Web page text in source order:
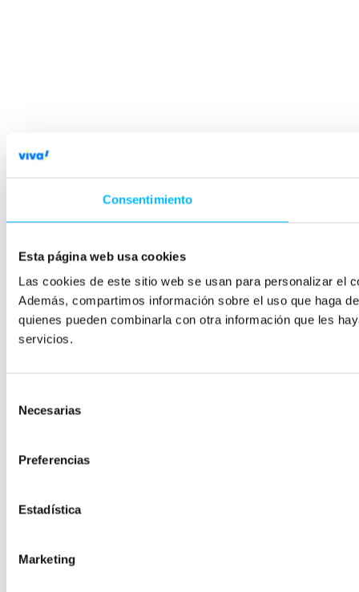
Consentimiento
Esta página web usa cookies
Las cookies de este sitio web se usan para personalizar el
Además, compartimos información sobre el uso que haga
quienes pueden combinarla con otra información que les
servicios.
Necesarias
Preferencias
Estadística
Marketing